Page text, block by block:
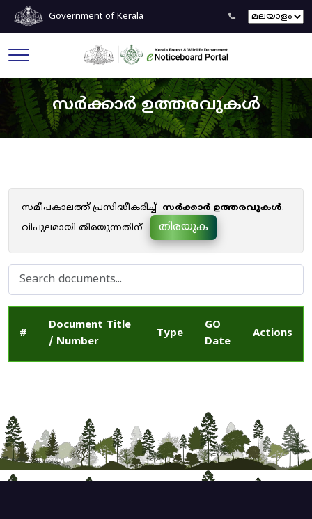
Government of Kerala
സർക്കാർ ഉത്തരവുകൾ
സമീപകാലത്ത് പ്രസിദ്ധീകരിച്ച് സർക്കാർ ഉത്തരവുകൾ.
വിപുലമായി തിരയുന്നതിന്
തിരയുക
#
Document Title
/ Number
Type
GO
Date
Actions